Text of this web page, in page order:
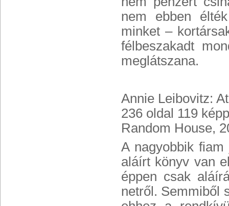
nem ebben
minket –
félbeszakadt
meglátszana.
Annie Leibovitz:
236 oldal 119
Random House,
A nagyobbik
aláírt könyv van
éppen csak
netről. Semmiből